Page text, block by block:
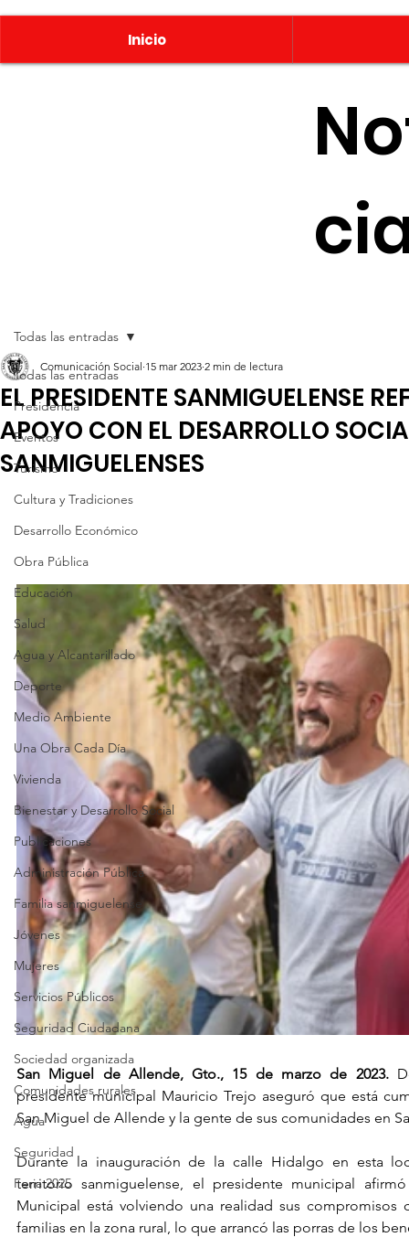
Todas las entradas
Presidencia
Eventos
Turismo
Cultura y Tradiciones
Desarrollo Económico
Obra Pública
Educación
Salud
Agua y Alcantarillado
Deporte
Medio Ambiente
Una Obra Cada Día
Vivienda
Bienestar y Desarrollo Social
Publicaciones
Administración Pública
Familia sanmiguelense
Jóvenes
Mujeres
Servicios Públicos
Seguridad Ciudadana
Sociedad organizada
Comunidades rurales
Agua
Seguridad
Feria 2025
Todas las entradas
EL PRESIDENTE SANMIGUELENSE
APOYO CON EL DESARROLLO
SANMIGUELENSES
Comunicación Social 15 mar 2023 2 min de lectura
San Miguel de Allende, Gto., 15 de marzo de 2023.
presidente municipal Mauricio Trejo aseguró que está
San Miguel de Allende y la gente de sus comunidades en
Durante la inauguración de la calle Hidalgo en esta
territorio sanmiguelense, el presidente municipal
Municipal está volviendo una realidad sus
familias en la zona rural, lo que arrancó las porras de los
Inicio